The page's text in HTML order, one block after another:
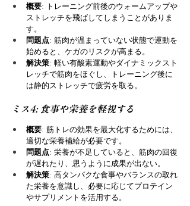
概要: トレーニング前後のウォームアップや
ストレッチを飛ばしてしまうことがありま
す。
問題点: 筋肉が温まっていない状態で運動を
始めると、ケガのリスクが高まる。
解決策: 軽い有酸素運動やダイナミックスト
レッチで筋肉をほぐし、トレーニング後に
は静的ストレッチで疲労を取る。
ミス4: 食事や栄養を軽視する
概要: 筋トレの効果を最大化するためには、
適切な栄養補給が必要です。
問題点: 栄養が不足していると、筋肉の回復
が遅れたり、思うように成果が出ない。
解決策: 高タンパクな食事やバランスの取れ
た栄養を意識し、必要に応じてプロテイン
やサプリメントを活用する。